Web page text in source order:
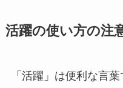
活躍の使い方の注
「活躍」は便利な言